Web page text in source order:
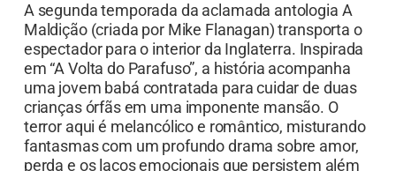
A segunda temporada da aclamada antologia A
Maldição (criada por Mike Flanagan) transporta o
espectador para o interior da Inglaterra. Inspirada
em “A Volta do Parafuso”, a história acompanha
uma jovem babá contratada para cuidar de duas
crianças órfãs em uma imponente mansão. O
terror aqui é melancólico e romântico, misturando
fantasmas com um profundo drama sobre amor,
perda e os laços emocionais que persistem além